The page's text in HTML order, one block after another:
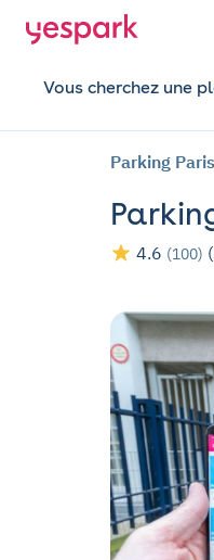
Vous cherchez une
Parking Paris
4.6 (100)